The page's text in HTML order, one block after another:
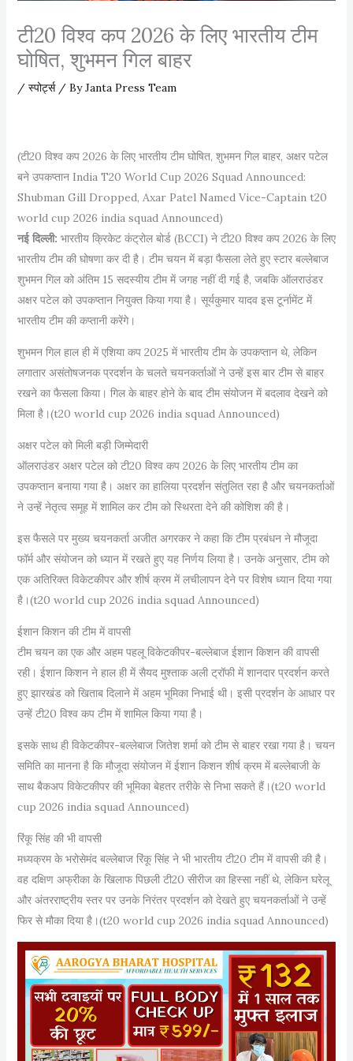
टी20 विश्व कप 2026 के लिए भारतीय टीम
घोषित, शुभमन गिल बाहर
/ स्पोर्ट्स/ ByJanta Press Team
(टी20 विश्व कप 2026 के लिए भारतीय टीम घोषित, शुभमन गिल बाहर, अक्षर पटेल
बने उपकप्तान India T20 World Cup 2026 Squad Announced:
Shubman Gill Dropped, Axar Patel Named Vice-Captain t20
world cup 2026 india squad Announced)
नई दिल्ली: भारतीय क्रिकेट कंट्रोल बोर्ड (BCCI) ने टी20 विश्व कप 2026 के लिए
भारतीय टीम की घोषणा कर दी है। टीम चयन में बड़ा फैसला लेते हुए स्टार बल्लेबाज
शुभमन गिल को अंतिम 15 सदस्यीय टीम में जगह नहीं दी गई है, जबकि ऑलराउंडर
अक्षर पटेल को उपकप्तान नियुक्त किया गया है। सूर्यकुमार यादव इस टूर्नामेंट में
भारतीय टीम की कप्तानी करेंगे।
शुभमन गिल हाल ही में एशिया कप 2025 में भारतीय टीम के उपकप्तान थे, लेकिन
लगातार असंतोषजनक प्रदर्शन के चलते चयनकर्ताओं ने उन्हें इस बार टीम से बाहर
रखने का फैसला किया। गिल के बाहर होने के बाद टीम संयोजन में बदलाव देखने को
मिला है।(t20 world cup 2026 india squad Announced)
अक्षर पटेल को मिली बड़ी जिम्मेदारी
ऑलराउंडर अक्षर पटेल को टी20 विश्व कप 2026 के लिए भारतीय टीम का
उपकप्तान बनाया गया है। अक्षर का हालिया प्रदर्शन संतुलित रहा है और चयनकर्ताओं
ने उन्हें नेतृत्व समूह में शामिल कर टीम को स्थिरता देने की कोशिश की है।
इस फैसले पर मुख्य चयनकर्ता अजीत अगरकर ने कहा कि टीम प्रबंधन ने मौजूदा
फॉर्म और संयोजन को ध्यान में रखते हुए यह निर्णय लिया है। उनके अनुसार, टीम को
एक अतिरिक्त विकेटकीपर और शीर्ष क्रम में लचीलापन देने पर विशेष ध्यान दिया गया
है।(t20 world cup 2026 india squad Announced)
ईशान किशन की टीम में वापसी
टीम चयन का एक और अहम पहलू विकेटकीपर-बल्लेबाज ईशान किशन की वापसी
रही। ईशान किशन ने हाल ही में सैयद मुश्ताक अली ट्रॉफी में शानदार प्रदर्शन करते
हुए झारखंड को खिताब दिलाने में अहम भूमिका निभाई थी। इसी प्रदर्शन के आधार पर
उन्हें टी20 विश्व कप टीम में शामिल किया गया है।
इसके साथ ही विकेटकीपर-बल्लेबाज जितेश शर्मा को टीम से बाहर रखा गया है। चयन
समिति का मानना है कि मौजूदा संयोजन में ईशान किशन शीर्ष क्रम में बल्लेबाजी के
साथ बैकअप विकेटकीपर की भूमिका बेहतर तरीके से निभा सकते हैं।(t20 world
cup 2026 india squad Announced)
रिंकू सिंह की भी वापसी
मध्यक्रम के भरोसेमंद बल्लेबाज रिंकू सिंह ने भी भारतीय टी20 टीम में वापसी की है।
वह दक्षिण अफ्रीका के खिलाफ पिछली टी20 सीरीज का हिस्सा नहीं थे, लेकिन घरेलू
और अंतरराष्ट्रीय स्तर पर उनके निरंतर प्रदर्शन को देखते हुए चयनकर्ताओं ने उन्हें
फिर से मौका दिया है।(t20 world cup 2026 india squad Announced)